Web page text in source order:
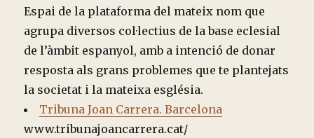
Espai de la plataforma del mateix nom que
agrupa diversos col·lectius de la base eclesial
de l’àmbit espanyol, amb a intenció de donar
resposta als grans problemes que te plantejats
la societat i la mateixa església.
Tribuna Joan Carrera. Barcelona
www.tribunajoancarrera.cat/